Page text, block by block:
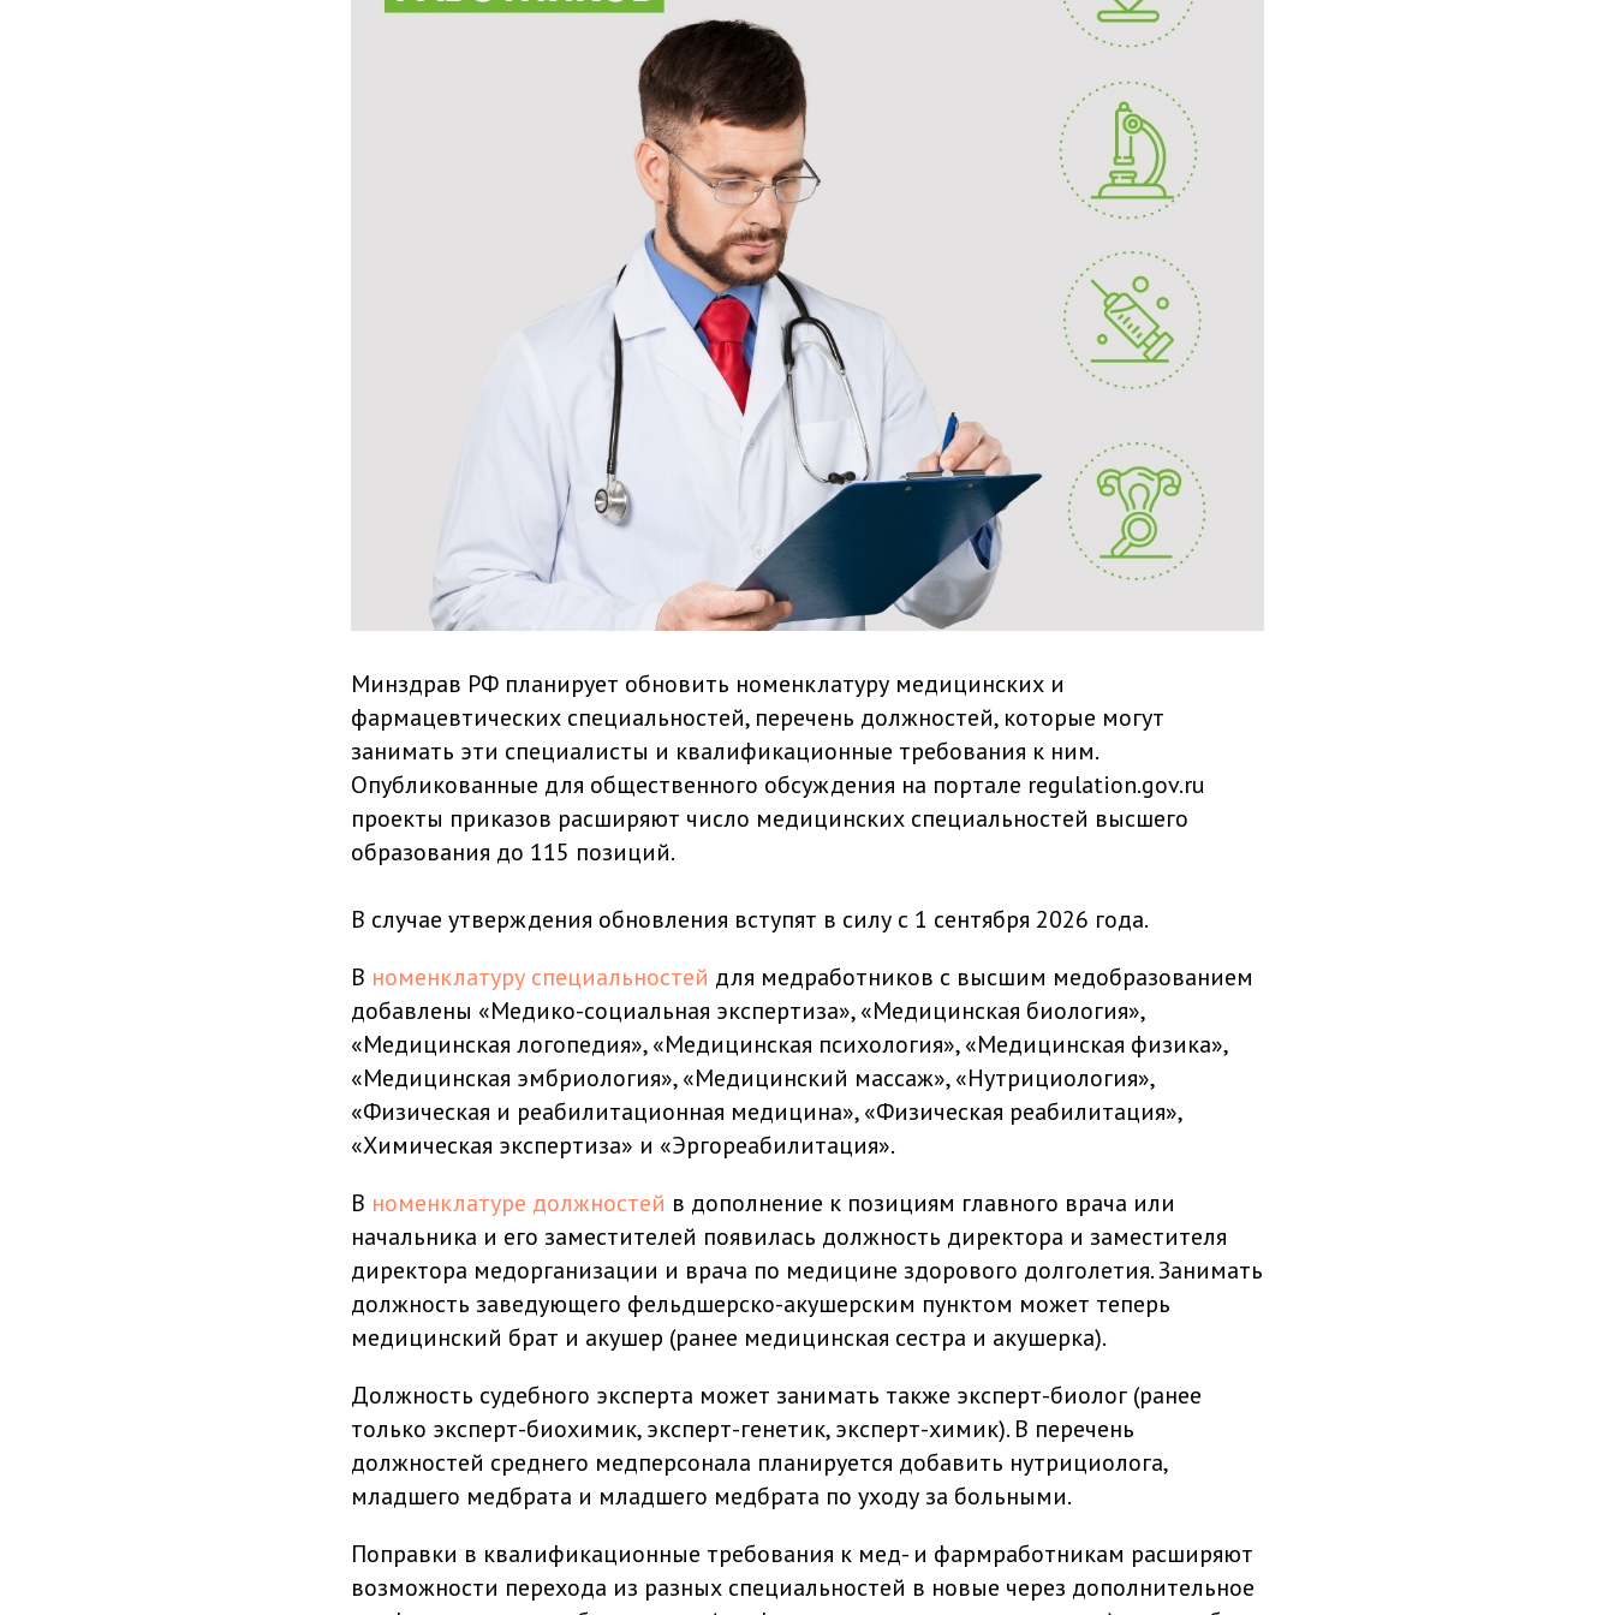
Минздрав РФ планирует обновить номенклатуру медицинских и
фармацевтических специальностей, перечень должностей, которые могут
занимать эти специалисты и квалификационные требования к ним.
Опубликованные для общественного обсуждения на портале regulation.gov.ru
проекты приказов расширяют число медицинских специальностей высшего
образования до 115 позиций.
В случае утверждения обновления вступят в силу с 1 сентября 2026 года.
В номенклатуру специальностей для медработников с высшим медобразованием
добавлены «Медико-социальная экспертиза», «Медицинская биология»,
«Медицинская логопедия», «Медицинская психология», «Медицинская физика»,
«Медицинская эмбриология», «Медицинский массаж», «Нутрициология»,
«Физическая и реабилитационная медицина», «Физическая реабилитация»,
«Химическая экспертиза» и «Эргореабилитация».
В номенклатуре должностей в дополнение к позициям главного врача или
начальника и его заместителей появилась должность директора и заместителя
директора медорганизации и врача по медицине здорового долголетия. Занимать
должность заведующего фельдшерско-акушерским пунктом может теперь
медицинский брат и акушер (ранее медицинская сестра и акушерка).
Должность судебного эксперта может занимать также эксперт-биолог (ранее
только эксперт-биохимик, эксперт-генетик, эксперт-химик). В перечень
должностей среднего медперсонала планируется добавить нутрициолога,
младшего медбрата и младшего медбрата по уходу за больными.
Поправки в квалификационные требования к мед- и фармработникам расширяют
возможности перехода из разных специальностей в новые через дополнительное